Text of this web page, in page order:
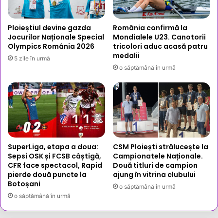
Ploieștiul devine gazda
Jocurilor Naționale Special
Olympics România 2026
5 zile în urmă
România confirmă la
Mondialele U23. Canotorii
tricolori aduc acasă patru
medalii
o săptămână în urmă
SuperLiga, etapa a doua:
Sepsi OSK și FCSB câștigă,
CFR face spectacol, Rapid
pierde două puncte la
Botoșani
o săptămână în urmă
CSM Ploiești strălucește la
Campionatele Naționale.
Două titluri de campion
ajung în vitrina clubului
o săptămână în urmă